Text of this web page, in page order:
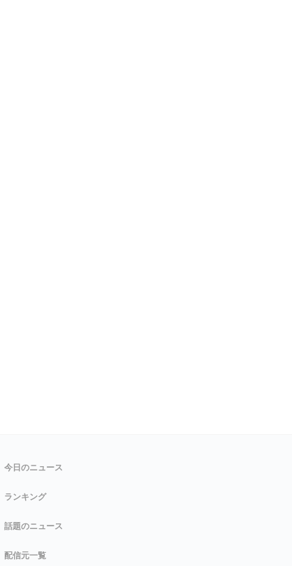
今日のニュース
ランキング
話題のニュース
配信元一覧